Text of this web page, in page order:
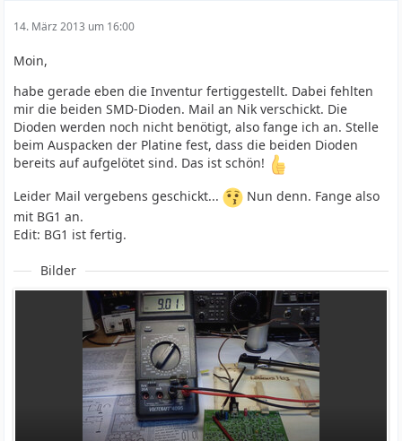
14. März 2013 um 16:00
Moin,
habe gerade eben die Inventur fertiggestellt. Dabei fehlten
mir die beiden SMD-Dioden. Mail an Nik verschickt. Die
Dioden werden noch nicht benötigt, also fange ich an. Stelle
beim Auspacken der Platine fest, dass die beiden Dioden
bereits auf aufgelötet sind. Das ist schön!
Leider Mail vergebens geschickt...
Nun denn. Fange also
mit BG1 an.
Edit: BG1 ist fertig.
Bilder